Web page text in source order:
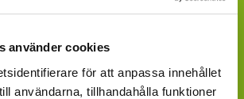
använder cookies
för att anpassa innehållet
användarna, tillhandahålla funktioner
som agerar under egna